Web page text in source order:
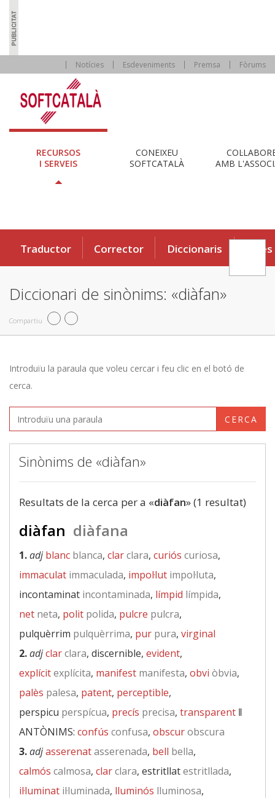
Notícies Esdeveniments Premsa Fòrums
RECURSOS
I SERVEIS
CONEIXEU
SOFTCATALÀ
AMB
Traductor Corrector Diccionaris Eines
Diccionari de sinònims: «diàfan»
Compartiu
Introduïu la paraula que voleu cercar i feu clic en el botó de
cerca.
CERCA
Sinònims de «diàfan»
Resultats de la cerca per a «diàfan» (1 resultat)
diàfan diàfana
1.adj blanc blanca, clarclara, curiós curiosa,
immaculat immaculada, impol·lut impol·luta,
incontaminat incontaminada, límpid límpida,
net neta, polit polida, pulcre pulcra,
pulquèrrim pulquèrrima, pur pura, virginal
2.adjclarclara, discernible, evident,
explícitexplícita, manifest manifesta, obvi òbvia,
palès palesa, patent, perceptible,
perspicu perspícua, precís precisa, transparent ‖
ANTÒNIMS: confús confusa, obscurobscura
3.adjasserenatasserenada, bell bella,
calmós calmosa, clarclara, estritllatestritllada,
il·luminat il·luminada, lluminós lluminosa,